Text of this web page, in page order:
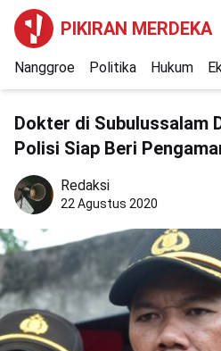
PIKIRAN MERDEKA
Nanggroe Politika Hukum
Dokter di Subulussalam
Polisi Siap Beri
Redaksi
22 Agustus 2020